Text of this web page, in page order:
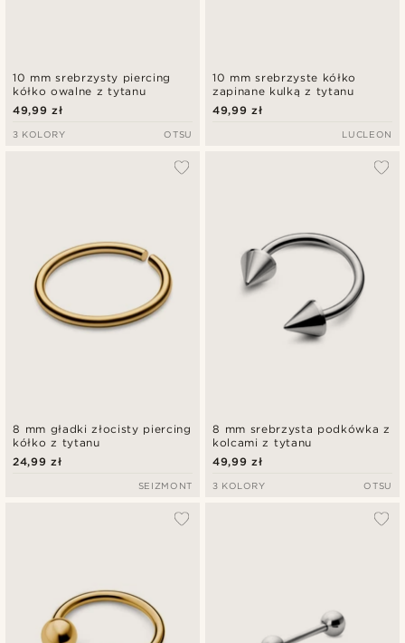
10 mm srebrzysty piercing
kółko owalne z tytanu
49,99 zł
3 KOLORY OTSU
10 mm srebrzyste kółko
zapinane kulką z tytanu
49,99 zł
LUCLEON
8 mm gładki złocisty piercing
kółko z tytanu
24,99 zł
SEIZMONT
8 mm srebrzysta podkówka z
kolcami z tytanu
49,99 zł
3 KOLORY OTSU